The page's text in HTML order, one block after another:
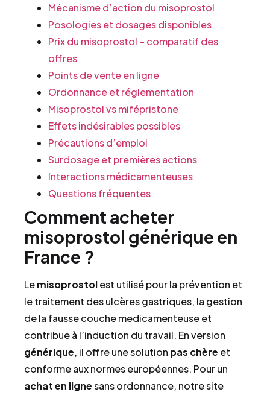
Mécanisme d’action du misoprostol
Posologies et dosages disponibles
Prix du misoprostol – comparatif des
offres
Points de vente en ligne
Ordonnance et réglementation
Misoprostol vs mifépristone
Effets indésirables possibles
Précautions d’emploi
Surdosage et premières actions
Interactions médicamenteuses
Questions fréquentes
Comment acheter
misoprostol générique en
France ?
Lemisoprostolest utilisé pour la prévention et
le traitement des ulcères gastriques, la gestion
de la fausse couche medicamenteuse et
contribue à l’induction du travail. En version
générique, il offre une solution pas chère et
conforme aux normes européennes. Pour un
achaten lignesans ordonnance, notre site